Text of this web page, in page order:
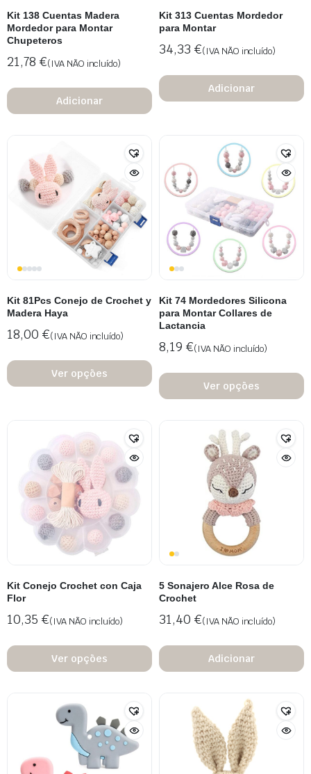
Kit 138 Cuentas Madera
Mordedor para Montar
Chupeteros
21,78 €(IVA NÃO incluído)
Adicionar
Kit 313 Cuentas Mordedor
para Montar
34,33 €(IVA NÃO incluído)
Adicionar
Kit 81Pcs Conejo de Crochet y
Madera Haya
18,00 €(IVA NÃO incluído)
Ver opções
Kit 74 Mordedores Silicona
para Montar Collares de
Lactancia
8,19 €(IVA NÃO incluído)
Ver opções
Kit Conejo Crochet con Caja
Flor
10,35 €(IVA NÃO incluído)
Ver opções
5 Sonajero Alce Rosa de
Crochet
31,40 €(IVA NÃO incluído)
Adicionar